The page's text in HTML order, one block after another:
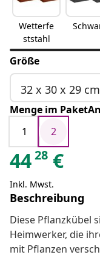
Wetterfe
ststahl
Größe
32 x 30 x 29 cm
Menge im
1
2
4428 €
Inkl. Mwst.
Beschreibung
Diese Pflanzkübel
Heimwerker, die
mit Pflanzen